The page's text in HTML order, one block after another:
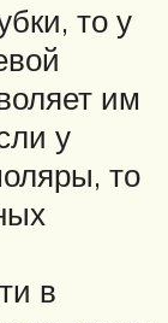
то у
им
у
то
в